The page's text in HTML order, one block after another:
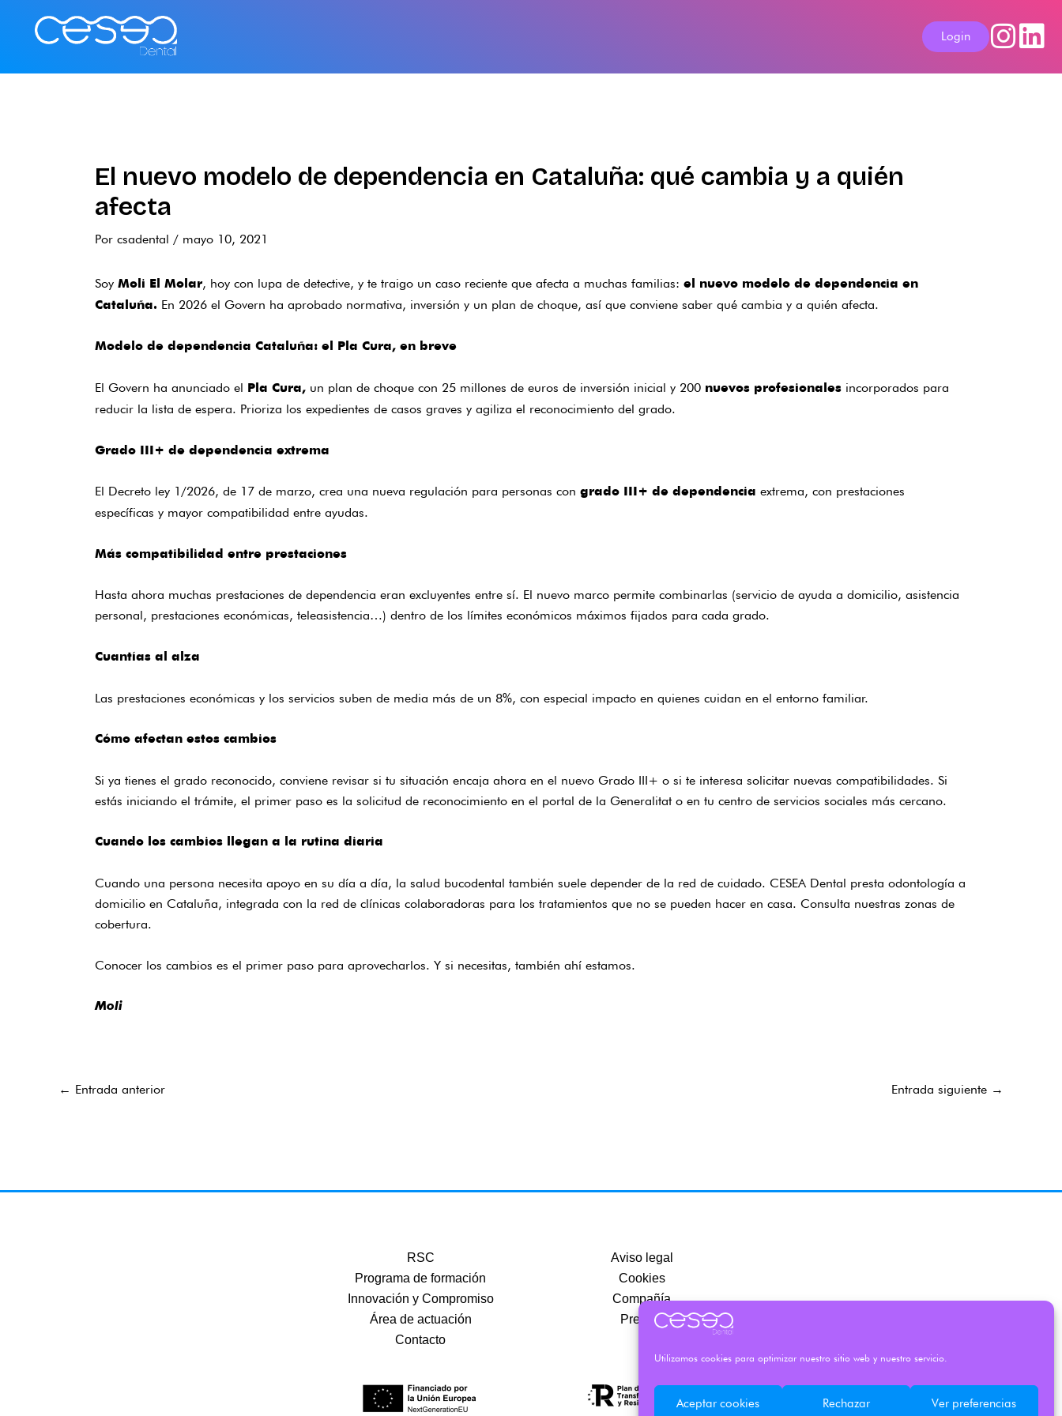
Utilizamos cookies para optimizar nuestro sitio web y nuestro servicio.
Aceptar cookies Rechazar Ver preferencias
Login
El nuevo modelo de dependencia en Cataluña: qué cambia y a quién
afecta
Por csadental / mayo 10, 2021
Soy Moli El Molar, hoy con lupa de detective, y te traigo un caso reciente que afecta a muchas familias: el nuevo modelo de dependencia en
Cataluña. En 2026 el Govern ha aprobado normativa, inversión y un plan de choque, así que conviene saber qué cambia y a quién afecta.
Modelo de dependencia Cataluña: el Pla Cura, en breve
El Govern ha anunciado el Pla Cura, un plan de choque con 25 millones de euros de inversión inicial y 200 nuevos profesionales incorporados para
reducir la lista de espera. Prioriza los expedientes de casos graves y agiliza el reconocimiento del grado.
Grado III+ de dependencia extrema
El Decreto ley 1/2026, de 17 de marzo, crea una nueva regulación para personas con grado III+ de dependencia extrema, con prestaciones
específicas y mayor compatibilidad entre ayudas.
Más compatibilidad entre prestaciones
Hasta ahora muchas prestaciones de dependencia eran excluyentes entre sí. El nuevo marco permite combinarlas (servicio de ayuda a domicilio, asistencia
personal, prestaciones económicas, teleasistencia…) dentro de los límites económicos máximos fijados para cada grado.
Cuantías al alza
Las prestaciones económicas y los servicios suben de media más de un 8%, con especial impacto en quienes cuidan en el entorno familiar.
Cómo afectan estos cambios
Si ya tienes el grado reconocido, conviene revisar si tu situación encaja ahora en el nuevo Grado III+ o si te interesa solicitar nuevas compatibilidades. Si
estás iniciando el trámite, el primer paso es la solicitud de reconocimiento en el portal de la Generalitat o en tu centro de servicios sociales más cercano.
Cuando los cambios llegan a la rutina diaria
Cuando una persona necesita apoyo en su día a día, la salud bucodental también suele depender de la red de cuidado. CESEA Dental presta odontología a
domicilio en Cataluña, integrada con la red de clínicas colaboradoras para los tratamientos que no se pueden hacer en casa. Consulta nuestras zonas de
cobertura.
Conocer los cambios es el primer paso para aprovecharlos. Y si necesitas, también ahí estamos.
Moli
← Entrada anterior Entrada siguiente →
RSC
Programa de formación
Innovación y Compromiso
Área de actuación
Contacto
Aviso legal
Cookies
Compañía
Precios